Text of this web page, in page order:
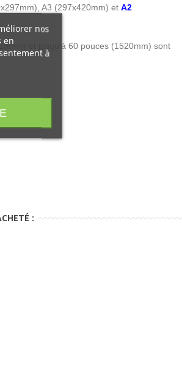
A3 (297x420mm) et A2
et jusqu'à 60 pouces (1520mm) sont
:
nos
en
à